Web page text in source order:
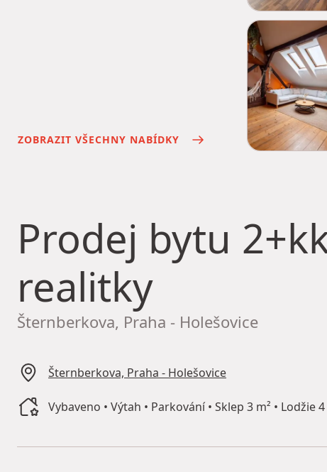
ZOBRAZIT VŠECHNY NABÍDKY
Prodej bytu
realitky
Šternberkova, Praha - Holešovice
Šternberkova, Praha - Holešovice
Vybaveno • Výtah • Parkování • Sklep 3 m² • Lodžie 4